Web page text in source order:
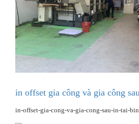
in offset gia công và gia công
in-offset-gia-cong-va-gia-cong-sau-in-tai-